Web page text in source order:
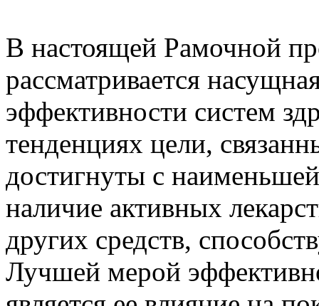
В настоящей Рамочной
рассматривается
эффективности систем
тенденциях цели,
достигнуты с
наличие активных
других средств,
Лучшей мерой